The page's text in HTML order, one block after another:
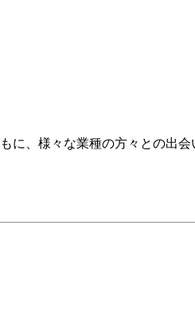
に、様々な業種の方々との出